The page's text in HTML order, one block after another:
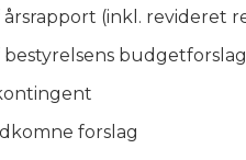
(inkl. revideret
forslag